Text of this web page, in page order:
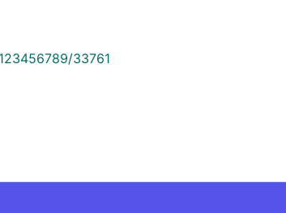
33761